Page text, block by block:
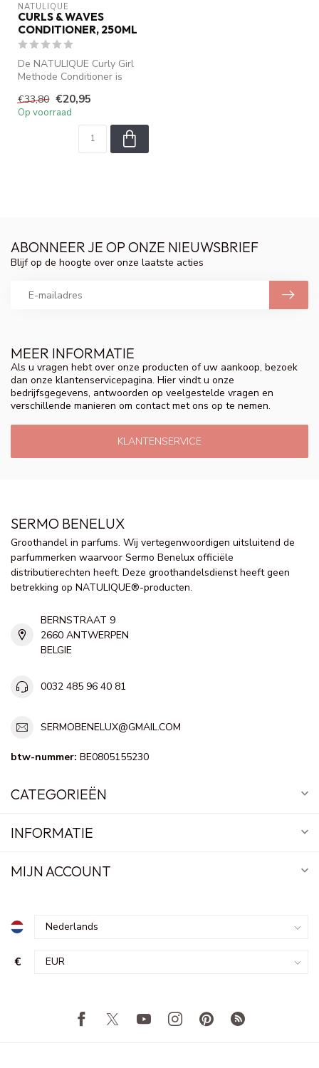
NATULIQUE
CURLS & WAVES
CONDITIONER, 250ML
De NATULIQUE Curly Girl
Methode Conditioner is
natuurl...
€33,80 €20,95
Op voorraad
MEER INFORMATIE
Als u vragen hebt over onze producten of uw aankoop, bezoek
dan onze klantenservicepagina. Hier vindt u onze
bedrijfsgegevens, antwoorden op veelgestelde vragen en
verschillende manieren om contact met ons op te nemen.
KLANTENSERVICE
ABONNEER JE OP ONZE NIEUWSBRIEF
Blijf op de hoogte over onze laatste acties
SERMO BENELUX
Groothandel in parfums. Wij vertegenwoordigen uitsluitend de
parfummerken waarvoor Sermo Benelux officiële
distributierechten heeft. Deze groothandelsdienst heeft geen
betrekking op NATULIQUE®-producten.
BERNSTRAAT 9
2660 ANTWERPEN
BELGIE
0032 485 96 40 81
SERMOBENELUX@GMAIL.COM
btw-nummer: BE0805155230
CATEGORIEËN
INFORMATIE
MIJN ACCOUNT
€